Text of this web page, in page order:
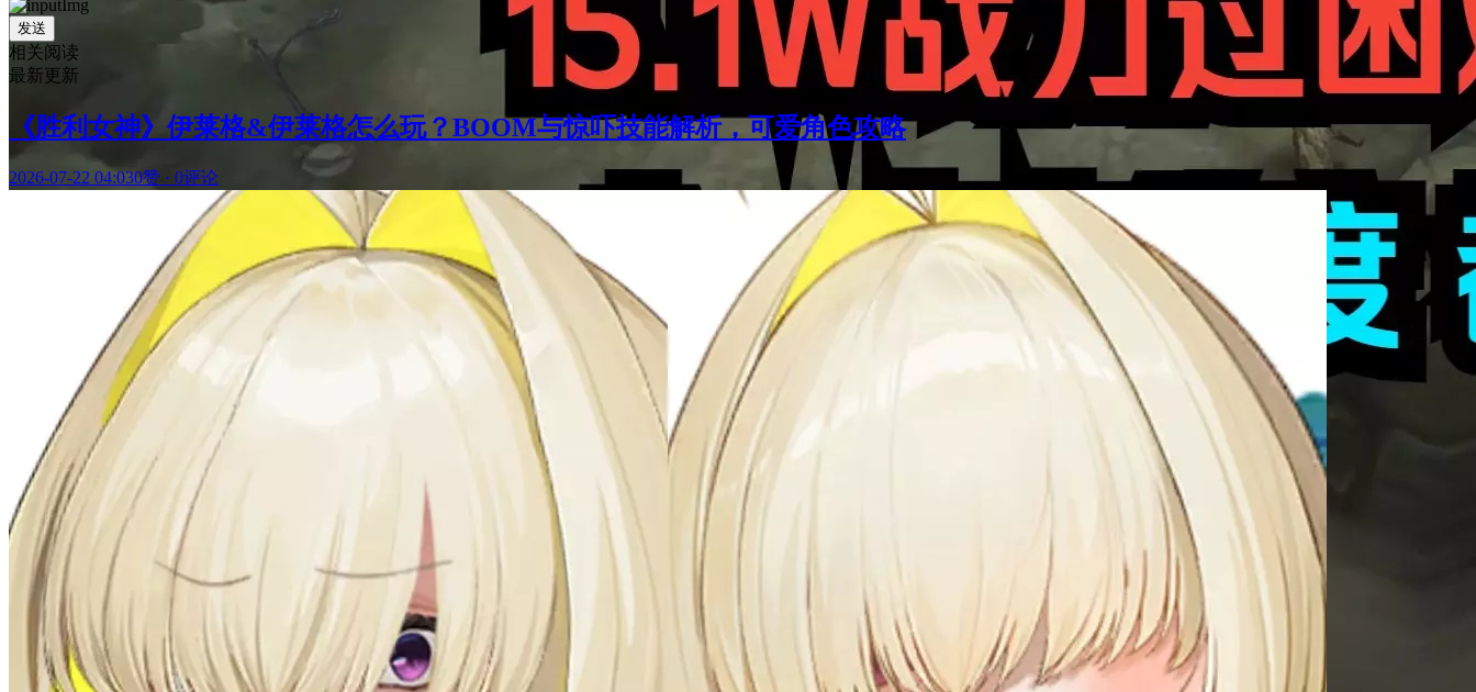
发送
相关阅读
最新更新
《胜利女神》伊莱格&伊莱格怎么玩？BOOM与惊吓技能解析，可爱角色攻略
2026-07-22 04:030赞 · 0评论